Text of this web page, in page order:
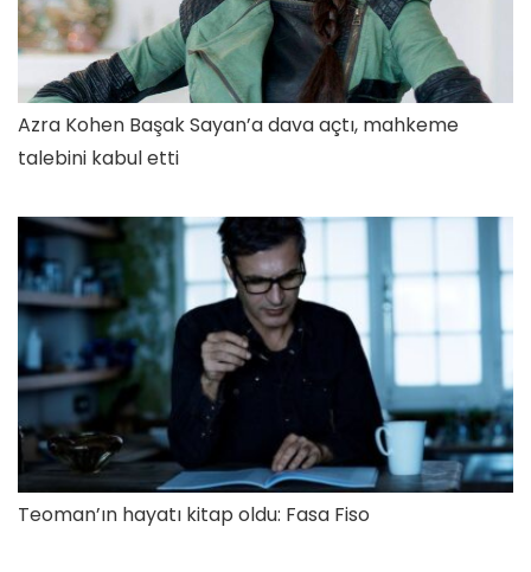
Azra Kohen Başak Sayan’a dava açtı, mahkeme
talebini kabul etti
Teoman’ın hayatı kitap oldu: Fasa Fiso